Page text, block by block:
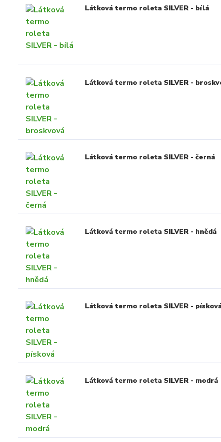
Látková termo roleta SILVER - bílá
Látková termo roleta SILVER -
Látková termo roleta SILVER - černá
Látková termo roleta SILVER - hnědá
Látková termo roleta SILVER -
Látková termo roleta SILVER - modrá